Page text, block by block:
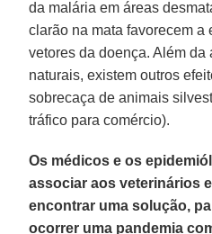
da malária em áreas
clarão na mata favorecem a
vetores da doença. Além
naturais, existem outros
sobrecaça de animais
tráfico para comércio).
Os médicos e os
associar aos veterinários
encontrar uma solução,
ocorrer uma pandemia